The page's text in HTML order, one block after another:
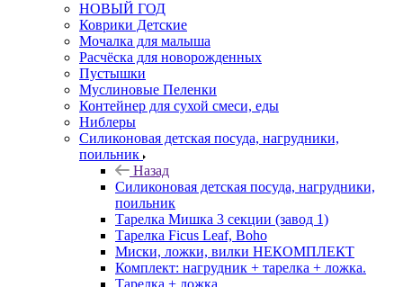
НОВЫЙ ГОД
Коврики Детские
Мочалка для малыша
Расчёска для новорожденных
Пустышки
Муслиновые Пеленки
Контейнер для сухой смеси, еды
Ниблеры
Силиконовая детская посуда, нагрудники,
поильник
Назад
Силиконовая детская посуда, нагрудники,
поильник
Тарелка Мишка 3 секции (завод 1)
Тарелка Ficus Leaf, Boho
Миски, ложки, вилки НЕКОМПЛЕКТ
Комплект: нагрудник + тарелка + ложка.
Тарелка + ложка